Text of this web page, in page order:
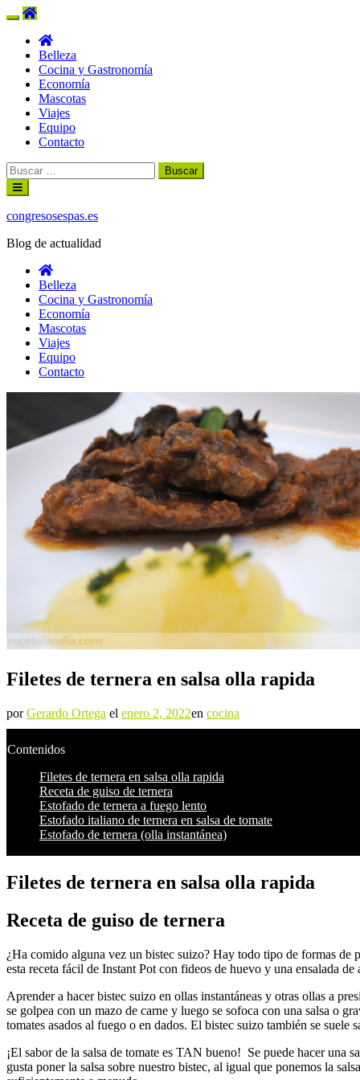
Belleza
Cocina y Gastronomía
Economía
Mascotas
Viajes
Equipo
Contacto
Buscar:
Ir
al
contenido
congresosespas.es
Blog de actualidad
Belleza
Cocina y Gastronomía
Economía
Mascotas
Viajes
Equipo
Contacto
Filetes de ternera en salsa olla rapida
porGerardo Ortega el enero 2, 2022en cocina
Contenidos
Filetes de ternera en salsa olla rapida
Receta de guiso de ternera
Estofado de ternera a fuego lento
Estofado italiano de ternera en salsa de tomate
Estofado de ternera (olla instantánea)
Filetes de ternera en salsa olla rapida
Receta de guiso de ternera
¿Ha comido alguna vez un bistec suizo? Hay todo tipo de formas de
esta receta fácil de Instant Pot con fideos de huevo y una ensalada de
Aprender a hacer bistec suizo en ollas instantáneas y otras ollas a
se golpea con un mazo de carne y luego se sofoca con una salsa o
tomates asados al fuego o en dados. El bistec suizo también se
¡El sabor de la salsa de tomate es TAN bueno! Se puede hacer una
gusta poner la salsa sobre nuestro bistec, al igual que ponemos la